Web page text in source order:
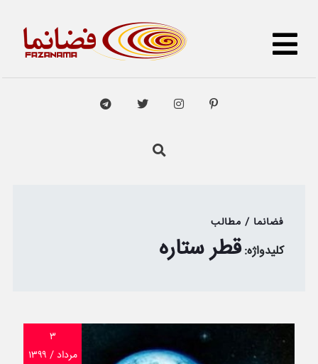
فضانما / مطالب
کلیدواژه: قطر ستاره
۳
مرداد / ۱۳۹۹